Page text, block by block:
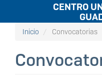
CENTRO
Inicio Convocatorias